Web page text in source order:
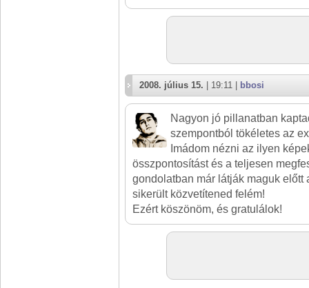
2008. július 15. | 19:11 | bbosi
Nagyon jó pillanatban
szempontból tökéletes az
Imádom nézni az ilyen
összpontosítást és a teljesen
gondolatban már látják maguk előtt
sikerült közvetítened felém!
Ezért köszönöm, és gratulálok!